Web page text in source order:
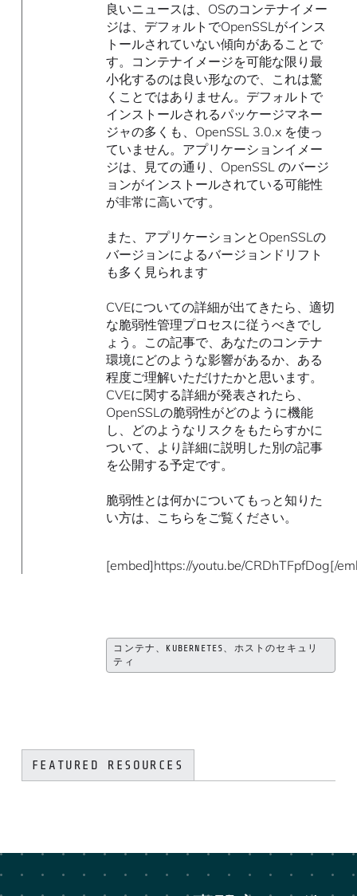
良いニュースは、OSのコンテナイメー
ジは、デフォルトでOpenSSLがインス
トールされていない傾向があることで
す。コンテナイメージを可能な限り最
小化するのは良い形なので、これは驚
くことではありません。デフォルトで
インストールされるパッケージマネー
ジャの多くも、OpenSSL 3.0.x を使っ
ていません。アプリケーションイメー
ジは、見ての通り、OpenSSL のバージ
ョンがインストールされている可能性
が非常に高いです。
また、アプリケーションとOpenSSLの
バージョンによるバージョンドリフト
も多く見られます
CVEについての詳細が出てきたら、適切
な脆弱性管理プロセスに従うべきでし
ょう。この記事で、あなたのコンテナ
環境にどのような影響があるか、ある
程度ご理解いただけたかと思います。
CVEに関する詳細が発表されたら、
OpenSSLの脆弱性がどのように機能
し、どのようなリスクをもたらすかに
ついて、より詳細に説明した別の記事
を公開する予定です。
脆弱性とは何かについてもっと知りた
い方は、こちらをご覧ください。
[embed]https://youtu.be/CRDhTFpfDog[/
コンテナ、KUBERNETES、ホストのセキュリ
ティ
FEATURED RESOURCES